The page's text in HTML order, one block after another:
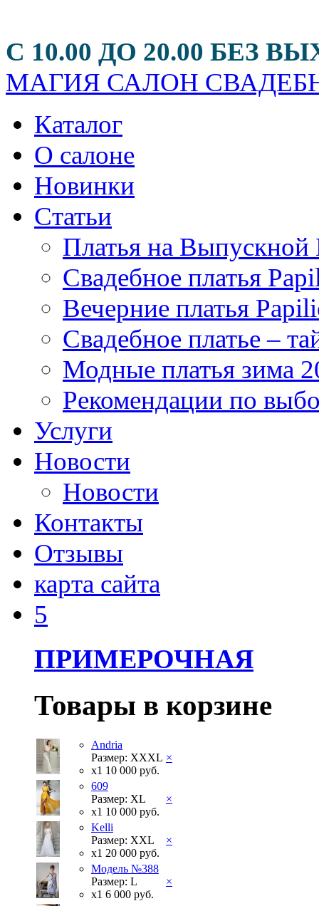
С 10.00 ДО 20.00 БЕЗ
МАГИЯ САЛОН
Каталог
О салоне
Новинки
Статьи
Платья на Выпускной
Свадебное платья
Вечерние платья
Свадебное платье –
Модные платья зима
Рекомендации по
Услуги
Новости
Новости
Контакты
Отзывы
карта сайта
5
ПРИМЕРОЧНАЯ
Товары в корзине
Andria
Размер: XXXL
x1 10 000 руб.
×
609
Размер: XL
x1 10 000 руб.
×
Kelli
Размер: XXL
x1 20 000 руб.
×
Модель №388
Размер: L
x1 6 000 руб.
×